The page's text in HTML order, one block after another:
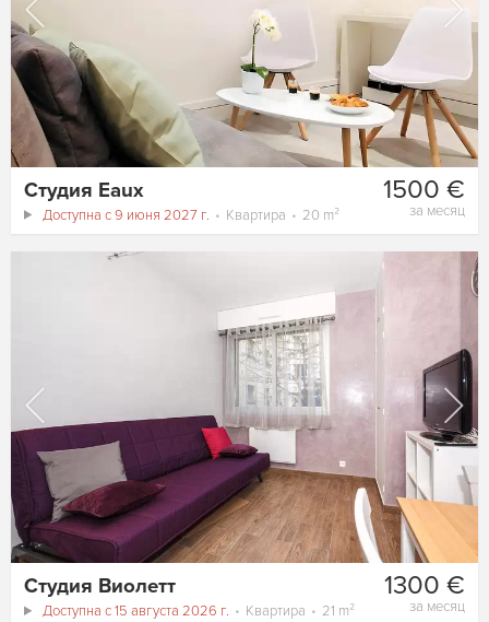
1500 €
за месяц
Студия Eaux
Доступна с 9 июня 2027 г. Квартира 20 m²
1300 €
за месяц
Студия Виолетт
Доступна с 15 августа 2026 г. Квартира 21 m²